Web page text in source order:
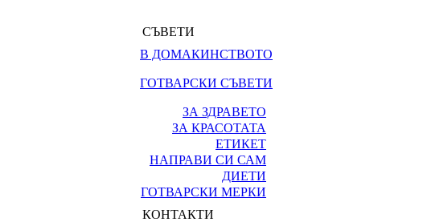
СЪВЕТИ
В ДОМАКИНСТВОТО
ГОТВАРСКИ СЪВЕТИ
ЗА ЗДРАВЕТО
ЗА КРАСОТАТА
ЕТИКЕТ
НАПРАВИ СИ САМ
ДИЕТИ
ГОТВАРСКИ МЕРКИ
КОНТАКТИ